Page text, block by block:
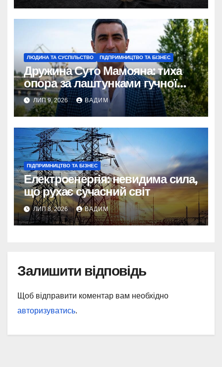
ЛЮДИНА ТА СУСПІЛЬСТВО ПІДПРИМНИЦТВО ТА БІЗНЕС
Дружина Суто Мамояна: тиха
опора за лаштунками гучної
політичної кар’єри
ЛИП 9, 2026 ВАДИМ
ПІДПРИМНИЦТВО ТА БІЗНЕС
Електроенергія: невидима сила,
що рухає сучасний світ
ЛИП 8, 2026 ВАДИМ
Залишити відповідь
Щоб відправити коментар вам необхідно
авторизуватись.